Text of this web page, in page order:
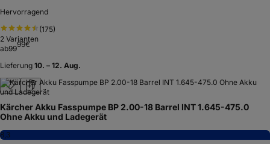
Hervorragend
(175)
2 Varianten
ab9999€
Lieferung 10. – 12. Aug.
Kärcher Akku Fasspumpe BP 2.00-18 Barrel INT 1.645-475.0
Ohne Akku und Ladegerät
8,3